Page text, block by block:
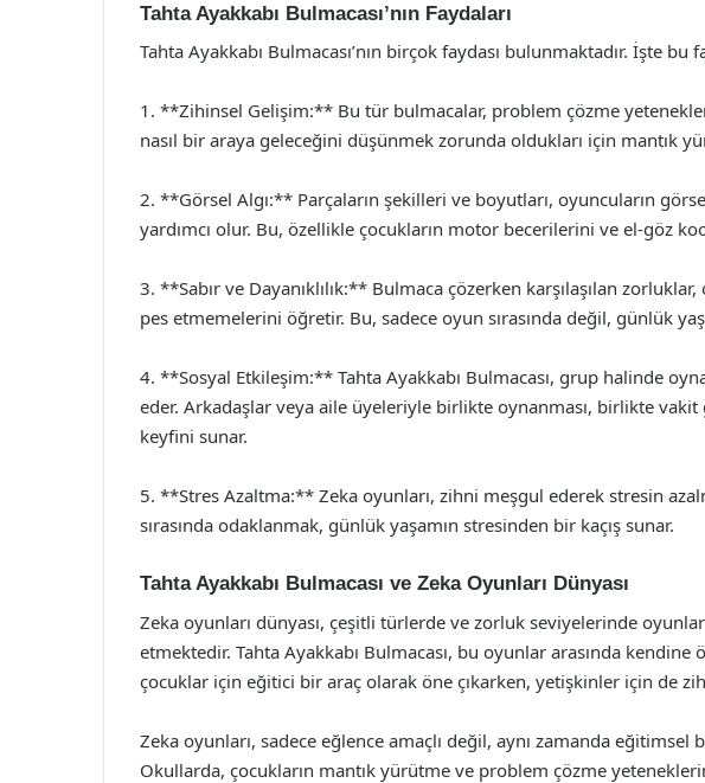
Tahta Ayakkabı Bulmacası’nın Faydaları
Tahta Ayakkabı Bulmacası’nın birçok faydası bulunmaktadır. İşte bu
1. **Zihinsel Gelişim:** Bu tür bulmacalar, problem çözme
nasıl bir araya geleceğini düşünmek zorunda oldukları için mantık
2. **Görsel Algı:** Parçaların şekilleri ve boyutları, oyuncuların
yardımcı olur. Bu, özellikle çocukların motor becerilerini ve el-göz
3. **Sabır ve Dayanıklılık:** Bulmaca çözerken karşılaşılan zorluklar,
pes etmemelerini öğretir. Bu, sadece oyun sırasında değil, günlük
4. **Sosyal Etkileşim:** Tahta Ayakkabı Bulmacası, grup halinde
eder. Arkadaşlar veya aile üyeleriyle birlikte oynanması, birlikte
keyfini sunar.
5. **Stres Azaltma:** Zeka oyunları, zihni meşgul ederek stresin
sırasında odaklanmak, günlük yaşamın stresinden bir kaçış sunar.
Tahta Ayakkabı Bulmacası ve Zeka Oyunları Dünyası
Zeka oyunları dünyası, çeşitli türlerde ve zorluk seviyelerinde
etmektedir. Tahta Ayakkabı Bulmacası, bu oyunlar arasında
çocuklar için eğitici bir araç olarak öne çıkarken, yetişkinler için de
Zeka oyunları, sadece eğlence amaçlı değil, aynı zamanda eğitimsel
Okullarda, çocukların mantık yürütme ve problem çözme